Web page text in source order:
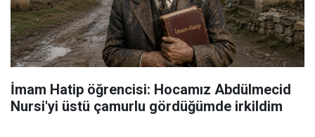
İmam Hatip öğrencisi: Hocamız Abdülmecid
Nursi'yi üstü çamurlu gördüğümde irkildim